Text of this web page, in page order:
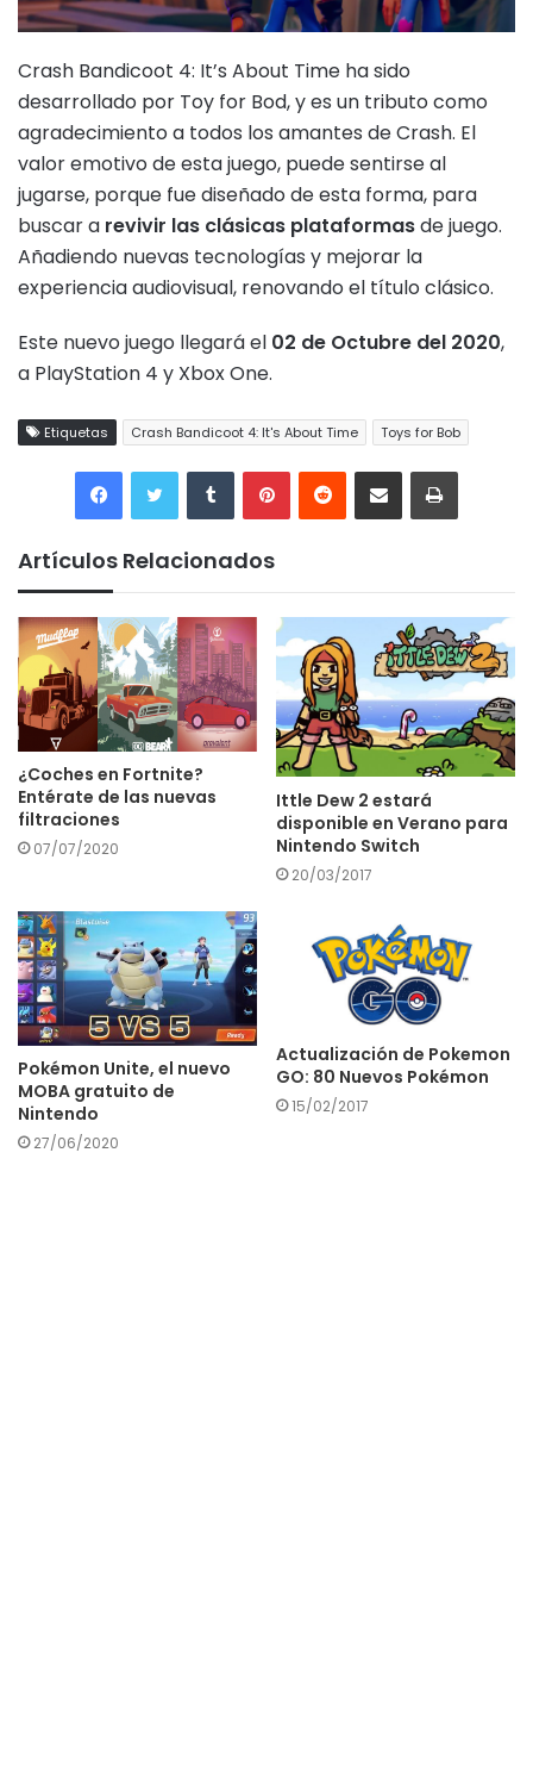
Crash Bandicoot 4: It’s About Time ha sido
desarrollado por Toy for Bod, y es un tributo como
agradecimiento a todos los amantes de Crash. El
valor emotivo de esta juego, puede sentirse al
jugarse, porque fue diseñado de esta forma, para
buscar a revivir las clásicas plataformasde juego.
Añadiendo nuevas tecnologías y mejorar la
experiencia audiovisual, renovando el título clásico.
Este nuevo juego llegará el 02 de Octubre del 2020,
a PlayStation 4 y Xbox One.
Etiquetas Crash Bandicoot 4: It's About Time Toys for Bob
TumblrPinterestReddit Compartir por correo electrónicoImprimir
Artículos Relacionados
¿Coches en Fortnite?
Entérate de las nuevas
filtraciones
07/07/2020
Ittle Dew 2 estará
disponible en Verano para
Nintendo Switch
20/03/2017
Pokémon Unite, el nuevo
MOBA gratuito de
Nintendo
27/06/2020
Actualización de Pokemon
GO: 80 Nuevos Pokémon
15/02/2017